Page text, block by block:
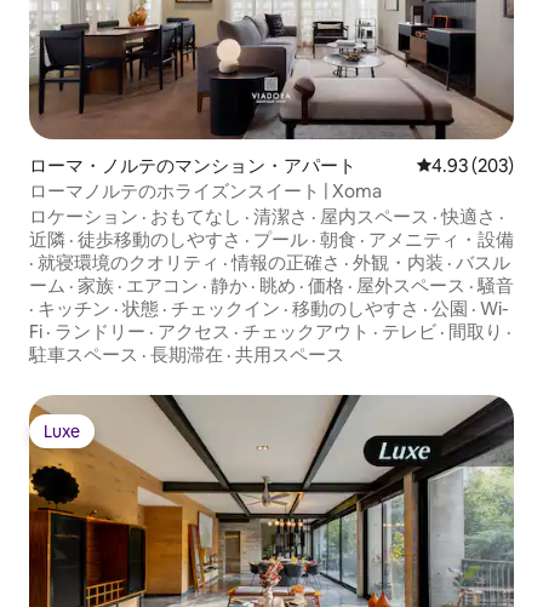
ローマ・ノルテのマンション・アパート レビュー203
4.93 (203)
ローマノルテのホライズンスイート | Xoma
ロケーション · おもてなし · 清潔さ · 屋内スペース ·快適さ ·
近隣 · 徒歩移動のしやすさ · プール · 朝食 · アメニティ・設備
· 就寝環境のクオリティ ·情報の正確さ · 外観・内装 · バスル
ーム · 家族 · エアコン · 静か · 眺め · 価格 · 屋外スペース · 騒音
· キッチン · 状態 · チェックイン · 移動のしやすさ · 公園 · Wi-
Fi · ランドリー · アクセス · チェックアウト · テレビ · 間取り ·
駐車スペース · 長期滞在 · 共用スペース
Luxe
Luxe